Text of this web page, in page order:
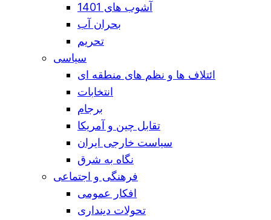
آشوب های 1401
بحران آب
تحریم
سیاسی
ائتلاف ها و نظم های منطقه ای
انتخابات
برجام
تقابل چین و آمریکا
سیاست خارجی ایران
نگاه به شرق
فرهنگی و اجتماعی
افکار عمومی
تحولات دینداری